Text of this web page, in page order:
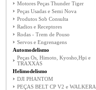
Motores Peças Thunder Tiger
Peças Usadas e Semi Nova
Produtos Sob Consulta
Radios e Receptores
Rodas - Trem de Pouso
Servos e Engrenagens
Automodelismo
Peças Os, Himoto, Kyosho,Hpi e
TRAXXAS
Helimodelismo
DJI PHANTOM
PEÇAS BELT CP V2 e WALKERA